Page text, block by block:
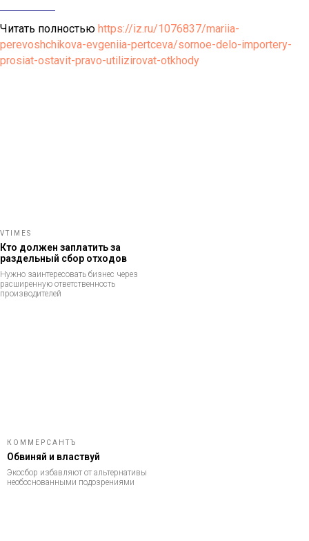
Читать полностью https://iz.ru/1076837/mariia-
perevoshchikova-evgeniia-pertceva/sornoe-delo-importery-
prosiat-ostavit-pravo-utilizirovat-otkhody
VTIMES
Кто должен заплатить за
раздельный сбор отходов
Нужно заинтересовать бизнес через
расширенную ответственность
производителей
КОММЕРСАНТЪ
Обвиняй и властвуй
Экосбор избавляют от альтернативы
необоснованными подозрениями